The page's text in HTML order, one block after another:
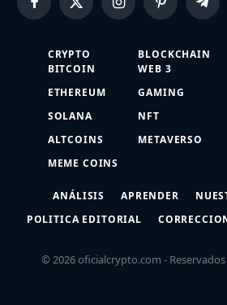
FacebookX
(Twitter)
InstagramPinterest
CRYPTO
BITCOIN
ETHEREUM
SOLANA
ALTCOINS
MEME COINS
BLOCKCHAIN
WEB 3
GAMING
NFT
METAVERSO
ANÁLISIS APRENDER
POLITICA EDITORIAL
© 2026 oficialcrypto.com -